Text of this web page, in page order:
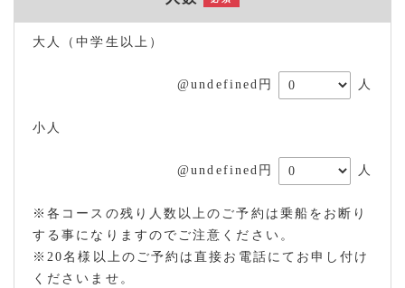
大人（中学生以上）
@undefined円 人
小人
@undefined円 人
※各コースの残り人数以上のご予約は乗船をお断り
する事になりますのでご注意ください。
※20名様以上のご予約は直接お電話にてお申し付け
くださいませ。